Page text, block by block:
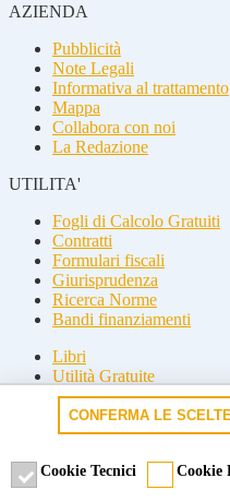
AZIENDA
Pubblicità
Note Legali
Informativa al trattamento
Mappa
Collabora con noi
La Redazione
UTILITA'
Fogli di Calcolo Gratuiti
Contratti
Formulari fiscali
Giurisprudenza
Ricerca Norme
Bandi finanziamenti
Libri
Utilità Gratuite
Guide fiscali
Seguici
Seguici
CONFERMA LE
Cookie Tecnici Cookie